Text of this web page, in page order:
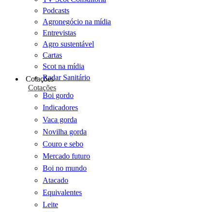
Podcasts
Agronegócio na mídia
Entrevistas
Agro sustentável
Cartas
Scot na mídia
Radar Sanitário
Cotações
Cotações
Boi gordo
Indicadores
Vaca gorda
Novilha gorda
Couro e sebo
Mercado futuro
Boi no mundo
Atacado
Equivalentes
Leite